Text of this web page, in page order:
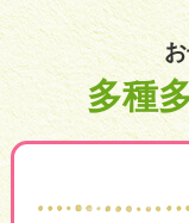
多種